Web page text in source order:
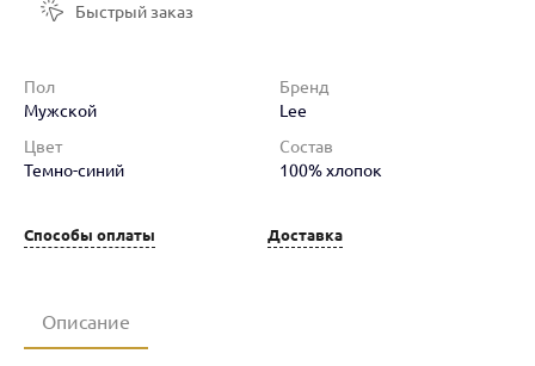
Быстрый заказ
Пол
Мужской
Бренд
Lee
Цвет
Темно-синий
Состав
100% хлопок
Способы оплаты Доставка
Описание